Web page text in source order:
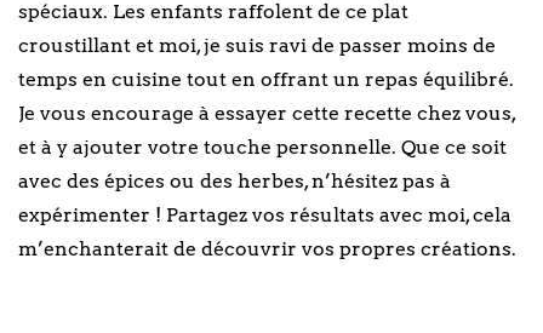
spéciaux. Les enfants raffolent de ce plat
croustillant et moi, je suis ravi de passer moins de
temps en cuisine tout en offrant un repas équilibré.
Je vous encourage à essayer cette recette chez vous,
et à y ajouter votre touche personnelle. Que ce soit
avec des épices ou des herbes, n’hésitez pas à
expérimenter ! Partagez vos résultats avec moi, cela
m’enchanterait de découvrir vos propres créations.